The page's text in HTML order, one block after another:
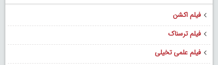
فیلم اکشن
فیلم ترسناک
فیلم علمی تخیلی